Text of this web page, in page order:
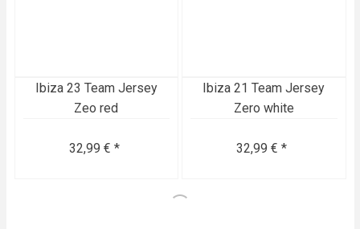
Ibiza 23 Team Jersey
Zeo red
32,99 € *
Ibiza 21 Team Jersey
Zero white
32,99 € *